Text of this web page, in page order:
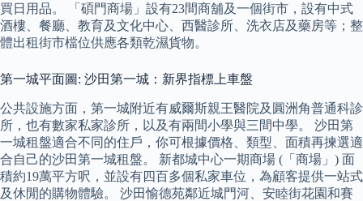
買日用品。 「碩門商場」設有23間商舖及一個街市，設有中式
酒樓、餐廳、教育及文化中心、西醫診所、洗衣店及藥房等；整
體出租街市檔位供應各類乾濕貨物。
第一城平面圖: 沙田第一城：新界指標上車盤
公共設施方面，第一城附近有威爾斯親王醫院及圓洲角普通科診
所，也有數家私家診所，以及有兩間小學與三間中學。 沙田第
一城租盤適合不同的住戶，你可根據價格、類型、面積再揀選適
合自己的沙田第一城租盤。 新都城中心一期商場 (「商場」) 面
積約19萬平方呎，並設有四百多個私家車位，為顧客提供一站式
及休閒的購物體驗。 沙田愉德苑鄰近城門河、安睦街花園和賽